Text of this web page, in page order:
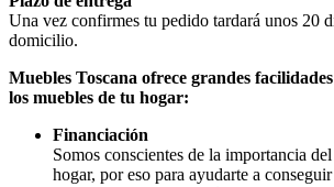
Una vez confirmes tu pedido tardará unos 20
domicilio.
Muebles Toscana ofrece grandes
los muebles de tu hogar:
Financiación
Somos conscientes de la importancia
hogar, por eso para ayudarte a